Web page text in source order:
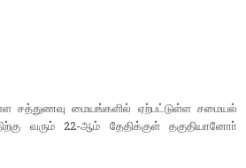
சத்துணவு மையங்களில் ஏற்பட்டுள்ள சமையல்
வரும் 22-ஆம் தேதிக்குள் தகுதியானோா்